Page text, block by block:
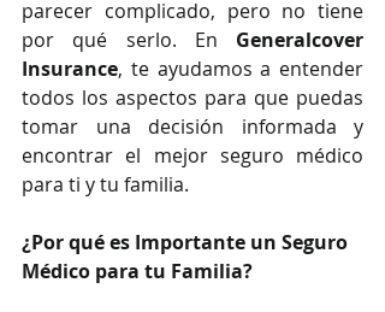
parecer complicado, pero no tiene
por qué serlo. En Generalcover
Insurance, te ayudamos a entender
todos los aspectos para que puedas
tomar una decisión informada y
encontrar el mejor seguro médico
para ti y tu familia.
¿Por qué es Importante un Seguro
Médico para tu Familia?